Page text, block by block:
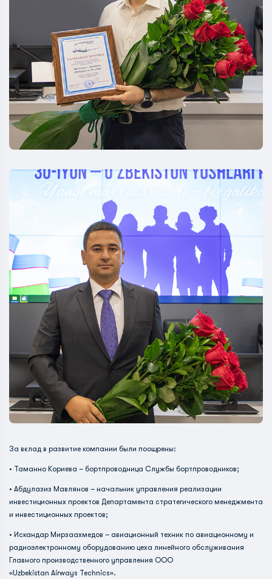
За вклад в развитие компании были поощрены:
• Таманно Кориева – бортпроводница Службы бортпроводников;
• Абдулазиз Мавлянов – начальник управления реализации
инвестиционных проектов Департамента стратегического менеджмента
и инвестиционных проектов;
• Искандар Мирзаахмедов – авиационный техник по авиационному и
радиоэлектронному оборудованию цеха линейного обслуживания
Главного производственного управления ООО
«Uzbekistan Airways Technics».